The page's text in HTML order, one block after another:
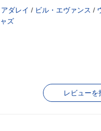
ダレイ / ビル・エヴァンス /
ズ
レビューを